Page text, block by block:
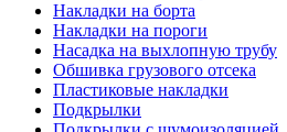
Накладки на борта
Накладки на пороги
Насадка на выхлопную трубу
Обшивка грузового отсека
Пластиковые накладки
Подкрылки